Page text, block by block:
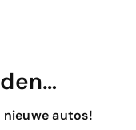
nieuwe autos!